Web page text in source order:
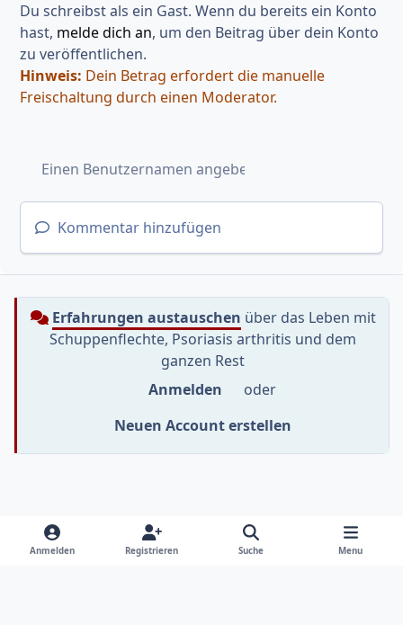
Du schreibst als ein Gast. Wenn du bereits ein Konto
hast, melde dich an, um den Beitrag über dein Konto
zu veröffentlichen.
Hinweis: Dein Betrag erfordert die manuelle
Freischaltung durch einen Moderator.
Kommentar hinzufügen
Erfahrungen austauschen über das Leben mit
Schuppenflechte, Psoriasis arthritis und dem
ganzen Rest
Anmelden
oder
Neuen Account erstellen
Heller Modus
Dunkler Modus
Systemeinstellung
y
Anmelden Registrieren Suche Menu